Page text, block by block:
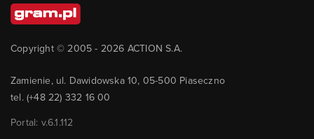
Copyright © 2005 - 2026 ACTION S.A.
Zamienie, ul. Dawidowska 10, 05-500 Piaseczno
tel. (+48 22) 332 16 00
Portal: v.6.1.112